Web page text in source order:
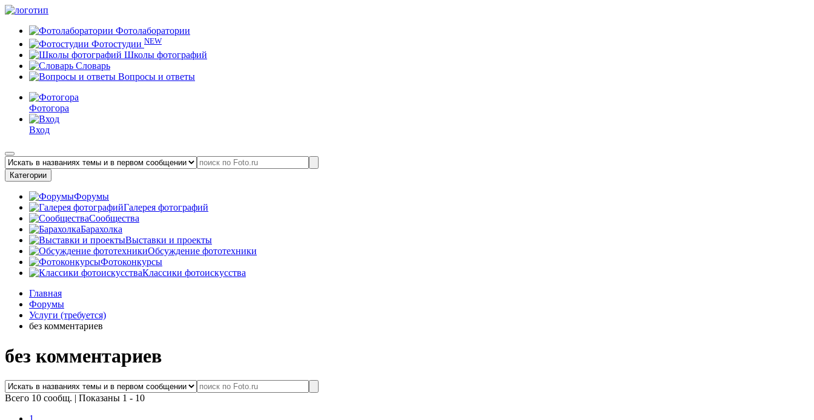
Фотолаборатории
Фотостудии NEW
Школы фотографий
Словарь
Вопросы и ответы
Фотогора
Вход
Категории
Форумы
Галерея фотографий
Сообщества
Барахолка
Выставки и проекты
Обсуждение фототехники
Фотоконкурсы
Классики фотоискусства
Главная
Форумы
Услуги (требуется)
без комментариев
без комментариев
Всего 10 сообщ. | Показаны 1 - 10